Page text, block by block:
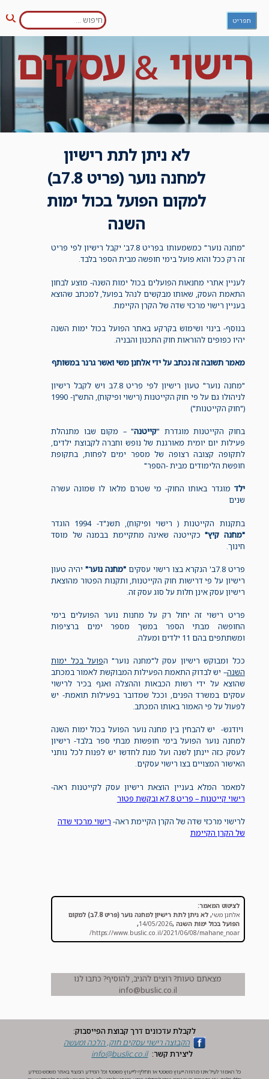
Skip
content
חפש: תפריט
רישוי&עסקים
לא ניתן לתת רישיון
למחנה נוער (פריט 7.8ב)
למקום הפועל בכול ימות
השנה
"מחנה נוער" כמשמעותו בפריט 7.8ב' יקבל רישיון לפי פריט
זה רק ככל והוא פועל בימי חופשה מבית הספר בלבד.
לעניין אתרי מחנאות הפועלים בכול ימות השנה- מוצע לבחון
התאמת העסק, שאותו מבקשים לנהל בפועל, למכתב שהוצא
בעניין רישוי מרכזי שדה של הקרן הקיימת.
בנוסף- בינוי ושימוש בקרקע באתר הפועל בכול ימות השנה
יהיו כפופים להוראות חוק התכנון והבניה.
מאמר תשובה זה נכתב על ידי אלחנן משי ואשר גרנר במשותף
"מחנה נוער" טעון רישיון לפי פריט 7.8ב ויש לקבל רישיון
לניהולו גם על פי חוק הקייטנות (רישוי ופיקוח), התש"ן- 1990
("חוק הקייטנות")
בחוק הקייטנות מוגדרת "קייטנה" – מקום שבו מתנהלת
פעילות יום יומית מאורגנת של נופש וחברה לקבוצת ילדים,
לתקופה קצובה רצופה של מספר ימים לפחות, בתקופת
חופשת הלימודים מבית -הספר"
ילד מוגדר באותו החוק- מי שטרם מלאו לו שמונה עשרה
שנים
בתקנות הקייטנות ( רישוי ופיקוח), תשנ"ד- 1994 הוגדר
"מחנה קיץ"כקייטנה שאינה מתקיימת בבמנה של מוסד
חינוך.
פריט 7.8ב' הנקרא בצו רישוי עסקים "מחנה נוער"יהיה טעון
רישיון על פי דרישות חוק הקייטנות, ותקנות הפטור מהוצאת
רישיון עסק אינן חלות על סוג עסק זה.
פריט רישוי זה יחול רק על מחנות נוער הפועלים בימי
החופשה מבתי הספר במשך מספר ימים ברציפות
ומשתתפים בהם 11 ילדים ומעלה.
ככל ומבוקש רישיון עסק ל"מחנה נוער" הפועל בכל ימות
השנה– יש לבדוק התאמת הפעילות המבוקשת לאמור במכתב
שהוצא על ידי רשות הכבאות וההצלה ואגף בכיר לרישוי
עסקים במשרד הפנים, וככל שמדובר בפעילות תואמת- יש
לפעול על פי האמור באותו המכתב.
ויודגש- יש להבחין בין מחנה נוער הפועל בכול ימות השנה
למחנה נוער הפועל בימי חופשות מבתי ספר בלבד- רישיון
לעסק כזה יינתן לשנה ועל מנת לחדשו יש לפנות לכל נותני
האישור המצויים בצו רישוי עסקים.
למאמר המלא בעניין הוצאת רישיון עסק לקייטנות ראה-
רישוי קייטנות – פריט 7.8א ובקשת פטור
לרישוי מרכזי שדה של הקרן הקיימת ראה- רישוי מרכזי שדה
של הקרן הקיימת
לציטוט המאמר:
אלחנן משי,
לא ניתן לתת רישיון למחנה נוער (פריט 7.8ב) למקום
הפועל בכול ימות השנה,
14/05/2026
,
https://www.buslic.co.il/2021/06/08/mahane_noar/
מצאתם טעות? רוצים להגיב, להוסיף? כתבו לנו
info@buslic.co.il
לקבלת עדכונים דרך קבוצת הפייסבוק:
הקבוצה ‏רישוי עסקים חוק, הלכה ומעשה‏
ליצירת קשר: info@buslic.co.il
כל האמור לעיל אינו מהווה ייעוץ משפטי או תחליף לייעוץ משפטי וכל המידע המצוי באתר משמש כמידע